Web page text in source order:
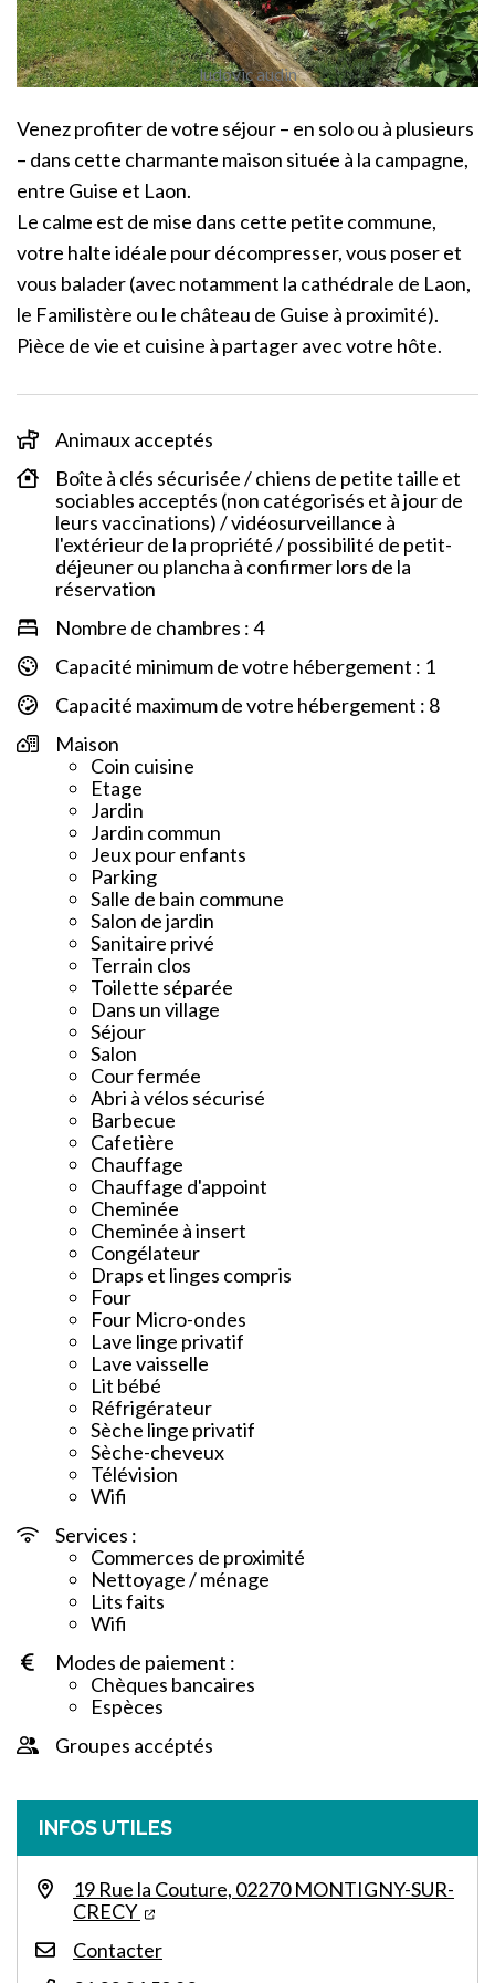
ludovic audin
Venez profiter de votre séjour – en solo ou à plusieurs
– dans cette charmante maison située à la campagne,
entre Guise et Laon.
Le calme est de mise dans cette petite commune,
votre halte idéale pour décompresser, vous poser et
vous balader (avec notamment la cathédrale de Laon,
le Familistère ou le château de Guise à proximité).
Pièce de vie et cuisine à partager avec votre hôte.
Animaux acceptés
Boîte à clés sécurisée / chiens de petite taille et
sociables acceptés (non catégorisés et à jour de
leurs vaccinations) / vidéosurveillance à
l'extérieur de la propriété / possibilité de petit-
déjeuner ou plancha à confirmer lors de la
réservation
Nombre de chambres : 4
Capacité minimum de votre hébergement : 1
Capacité maximum de votre hébergement : 8
Maison
Coin cuisine
Etage
Jardin
Jardin commun
Jeux pour enfants
Parking
Salle de bain commune
Salon de jardin
Sanitaire privé
Terrain clos
Toilette séparée
Dans un village
Séjour
Salon
Cour fermée
Abri à vélos sécurisé
Barbecue
Cafetière
Chauffage
Chauffage d'appoint
Cheminée
Cheminée à insert
Congélateur
Draps et linges compris
Four
Four Micro-ondes
Lave linge privatif
Lave vaisselle
Lit bébé
Réfrigérateur
Sèche linge privatif
Sèche-cheveux
Télévision
Wifi
Services :
Commerces de proximité
Nettoyage / ménage
Lits faits
Wifi
Modes de paiement :
Chèques bancaires
Espèces
Groupes accéptés
INFOS UTILES
19 Rue la Couture, 02270 MONTIGNY-SUR-
CRECY
Contacter